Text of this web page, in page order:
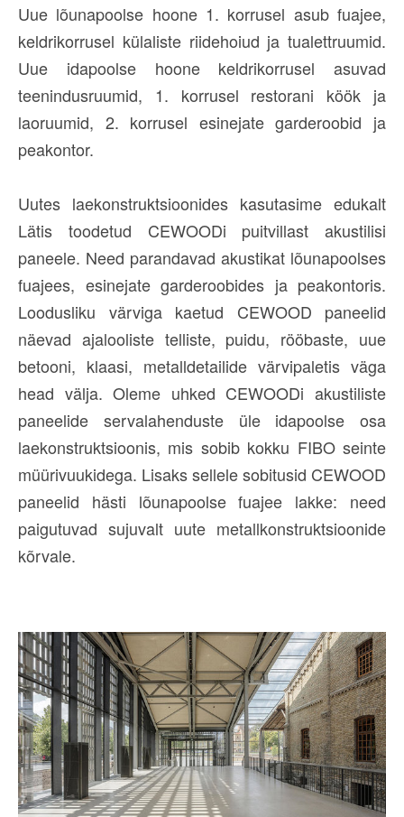
Uue lõunapoolse hoone 1. korrusel asub fuajee,
keldrikorrusel külaliste riidehoiud ja tualettruumid.
Uue idapoolse hoone keldrikorrusel asuvad
teenindusruumid, 1. korrusel restorani köök ja
laoruumid, 2. korrusel esinejate garderoobid ja
peakontor.
Uutes laekonstruktsioonides kasutasime edukalt
Lätis toodetud CEWOODi puitvillast akustilisi
paneele. Need parandavad akustikat lõunapoolses
fuajees, esinejate garderoobides ja peakontoris.
Loodusliku värviga kaetud CEWOOD paneelid
näevad ajalooliste telliste, puidu, rööbaste, uue
betooni, klaasi, metalldetailide värvipaletis väga
head välja. Oleme uhked CEWOODi akustiliste
paneelide servalahenduste üle idapoolse osa
laekonstruktsioonis, mis sobib kokku FIBO seinte
müürivuukidega. Lisaks sellele sobitusid CEWOOD
paneelid hästi lõunapoolse fuajee lakke: need
paigutuvad sujuvalt uute metallkonstruktsioonide
kõrvale.